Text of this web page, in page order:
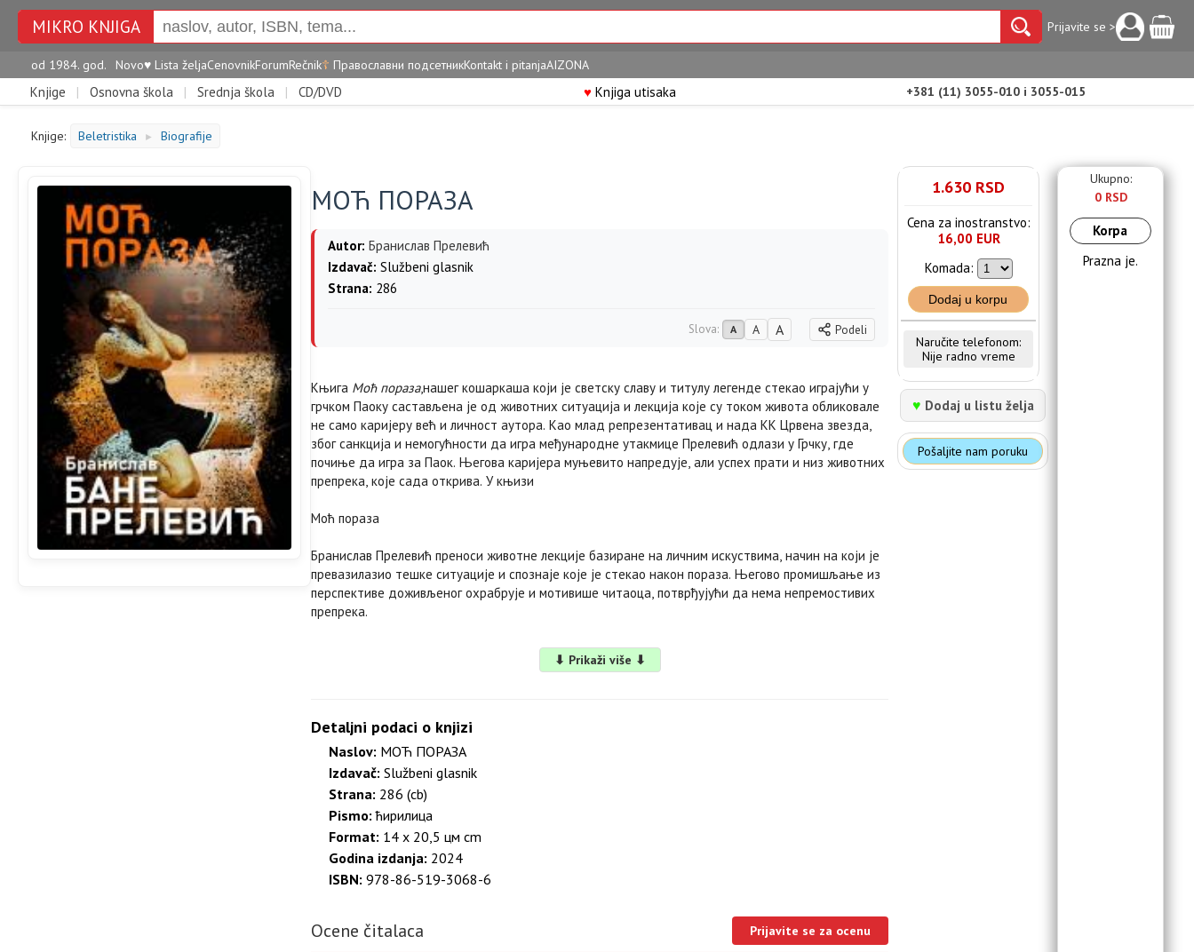
MIKRO KNJIGA Prijavite se >
od 1984. god. Novo♥ Lista željaCenovnikForumRečnik☦ Православни подсетникKontakt i pitanjaAIZONA
Knjige | Osnovna škola | Srednja škola | CD/DVD ♥Knjiga utisaka +381 (11) 3055-010 i 3055-015
Knjige: Beletristika ► Biografije
МОЋ ПОРАЗА
Autor: Бранислав Прелевић
Izdavač: Službeni glasnik
Strana: 286
Slova: A A A Podeli
Књига Моћ пораза,нашег кошаркаша који је светску славу и титулу легенде стекао играјући у
грчком Паоку састављена је од животних ситуација и лекција које су током живота обликовале
не само каријеру већ и личност аутора. Као млад репрезентативац и нада КК Црвена звезда,
због санкција и немогућности да игра међународне утакмице Прелевић одлази у Грчку, где
почиње да игра за Паок. Његова каријера муњевито напредује, али успех прати и низ животних
препрека, које сада открива. У књизи
Моћ пораза
Бранислав Прелевић преноси животне лекције базиране на личним искуствима, начин на који је
превазилазио тешке ситуације и спознаје које је стекао након пораза. Његово промишљање из
перспективе доживљеног охрабрује и мотивише читаоца, потврђујући да нема непремостивих
препрека.
⬇ Prikaži više ⬇
Detaljni podaci o knjizi
Naslov: МОЋ ПОРАЗА
Izdavač: Službeni glasnik
Strana: 286 (cb)
Pismo: ћирилица
Format: 14 х 20,5 цм cm
Godina izdanja: 2024
ISBN: 978-86-519-3068-6
Ocene čitalaca Prijavite se za ocenu
1.630 RSD
Cena za inostranstvo:
16,00 EUR
Komada:
Dodaj u korpu
Naručite telefonom:
Nije radno vreme
♥ Dodaj u listu želja
Pošaljite nam poruku
Ukupno:
0 RSD
Korpa
Prazna je.